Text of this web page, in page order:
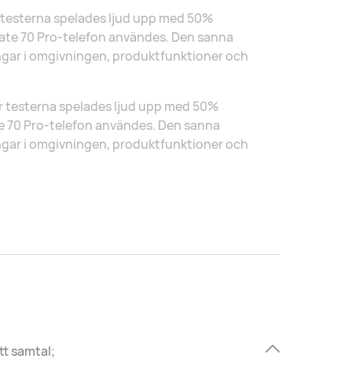
spelades ljud upp med 50%
70 Pro-telefon användes. Den sanna
i omgivningen, produktfunktioner och
spelades ljud upp med 50%
70 Pro-telefon användes. Den sanna
i omgivningen, produktfunktioner och
samtal;